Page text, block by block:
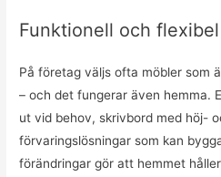
Funktionell och
På företag väljs ofta möbler som
– och det fungerar även hemma.
ut vid behov, skrivbord med höj-
förvaringslösningar som kan
förändringar gör att hemmet